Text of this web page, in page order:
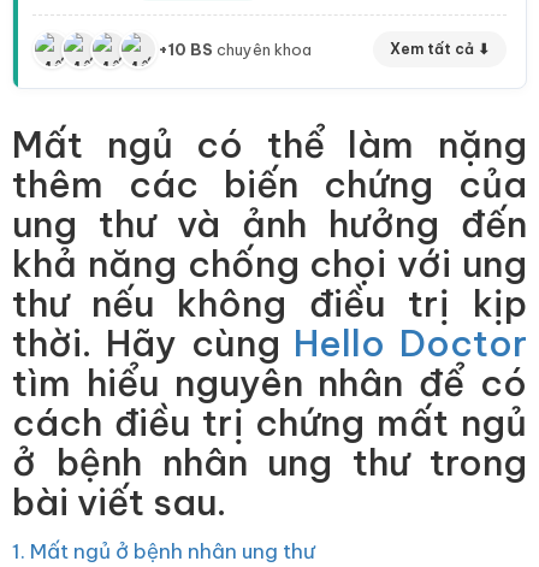
+10 BS chuyên khoa Xem tất cả ⬇
Mất ngủ có thể làm nặng
thêm các biến chứng của
ung thư và ảnh hưởng đến
khả năng chống chọi với ung
thư nếu không điều trị kịp
thời. Hãy cùng Hello Doctor
tìm hiểu nguyên nhân để có
cách điều trị chứng mất ngủ
ở bệnh nhân ung thư trong
bài viết sau.
1. Mất ngủ ở bệnh nhân ung thư